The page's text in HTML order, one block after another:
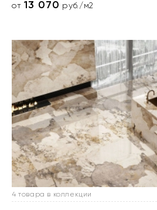
от13 070 руб./м2
4 товара в коллекции